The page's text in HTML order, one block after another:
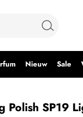
Nieuw Sale
Polish SP19